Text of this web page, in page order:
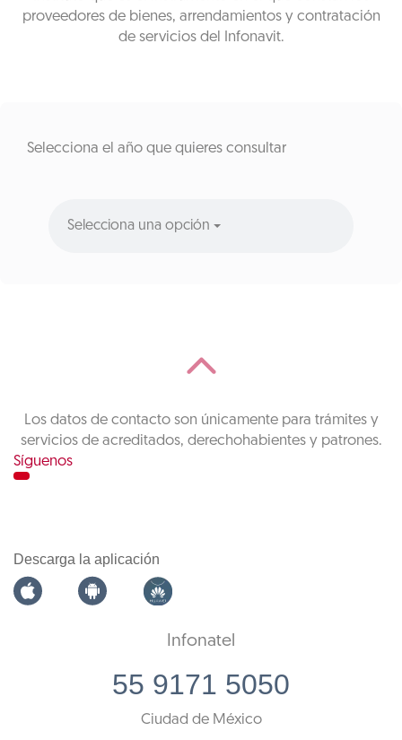
proveedores de bienes, arrendamientos y contratación
de servicios del Infonavit.
Selecciona el año que quieres consultar
Selecciona una opción
Los datos de contacto son únicamente para trámites y
servicios de acreditados, derechohabientes y patrones.
Síguenos
Descarga la aplicación
Infonatel
55 9171 5050
Ciudad de México